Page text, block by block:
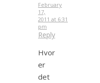
February
17,
2011 at 6:31
pm
Reply
Hvor
er
det